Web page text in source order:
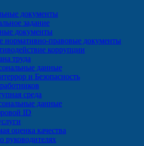
документы
задание
документы
нормативно-правовые документы
коррупции
труда
данные
и Безопасность
среда
данные
ID
оценка качества
руководителях